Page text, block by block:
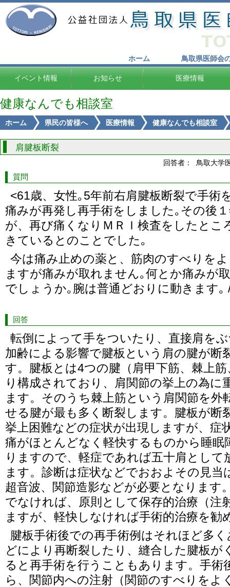
ホーム 鳥取県医師会
イベント情報 お知らせ 医療情報
健康なんでも相談室
ホーム 県民の皆様へ 医療情報 健康なんでも相談室
肩腱板断裂
回答者： 鳥取大学
質問
<61歳、女性｡5年前右肩腱板断裂で手術
痛みが再発し再手術をしました｡その後
が、再び痛くなりＭＲＩ検査をしたとこ
きているとのことでした｡
今は痛み止めの薬と、筋肉のすべりを
ますが痛みが取れません｡何とか痛みが
でしょうか｡腕は普通どおりに動きます｡
回答
転倒によって手をついたり、直接肩を
加齢による影響で腱板という肩の腱が断
す。腱板とは4つの腱（肩甲下筋、棘上
り構成されており、肩関節の挙上の為に
ます。そのうち棘上筋という肩関節を外
せる腱が最も多く断裂します。腱板が断
挙上困難などの症状が出現しますが、症
痛がほとんどなく軽快するものから睡眠
りますので、軽症であれば五十肩とし
ます。診断は症状などでおおよその見当
超音波、関節造影などが必要となります
でなければ、原則として保存的治療（注
ますが、軽快しなければ手術的治療を勧
腱板手術後での再手術例はそれほど多
どにより再断裂したり、縫合した腱板
ると再手術を行うこともあります。手術
ら、関節内への注射（関節のすべりをよ